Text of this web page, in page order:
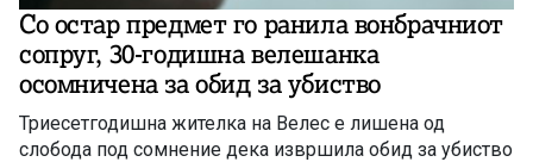
Со остар предмет го ранила вонбрачниот
сопруг, 30-годишна велешанка
осомничена за обид за убиство
Триесетгодишна жителка на Велес е лишена од
слобода под сомнение дека извршила обид за убиство